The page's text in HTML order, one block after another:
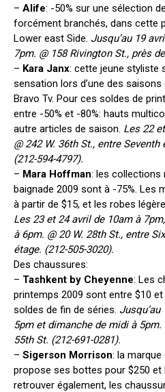
– Alife: -50% sur une sélection
forcément branchés, dans cette
Lower east Side. Jusqu’au 19
7pm. @ 158 Rivington St., près
– Kara Janx: cette jeune styliste
sensation lors d’une des
Bravo Tv. Pour ces soldes de
entre -50% et -80%: hauts
autre articles de saison. Les 22
@ 242 W. 36th St., entre
(212-594-4797).
– Mara Hoffman: les collections
baignade 2009 sont à -75%. Les
à partir de $15, et les robes
Les 23 et 24 avril de 10am à
à 6pm. @ 20 W. 28th St., entre
étage. (212-505-3020).
Des chaussures:
– Tashkent by Cheyenne: Les
printemps 2009 sont entre $10
soldes de fin de séries.
5pm et dimanche de midi à 5pm.
55th St. (212-691-0281).
– Sigerson Morrison: la
propose ses bottes pour $250 et
retrouver également, les